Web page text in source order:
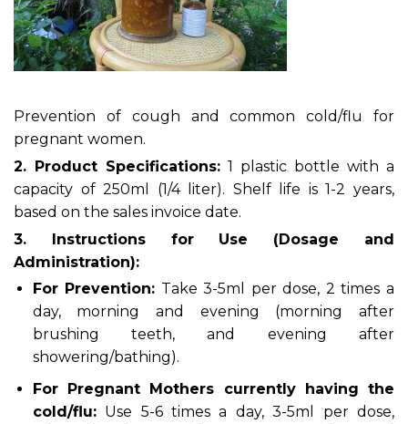
Prevention of cough and common cold/flu for
pregnant women.
2. Product Specifications: 1 plastic bottle with a
capacity of 250ml (1/4 liter). Shelf life is 1-2 years,
based on the sales invoice date.
3. Instructions for Use (Dosage and
Administration):
For Prevention: Take 3-5ml per dose, 2 times a
day, morning and evening (morning after
brushing teeth, and evening after
showering/bathing).
For Pregnant Mothers currently having the
cold/flu:Use 5-6 times a day, 3-5ml per dose,